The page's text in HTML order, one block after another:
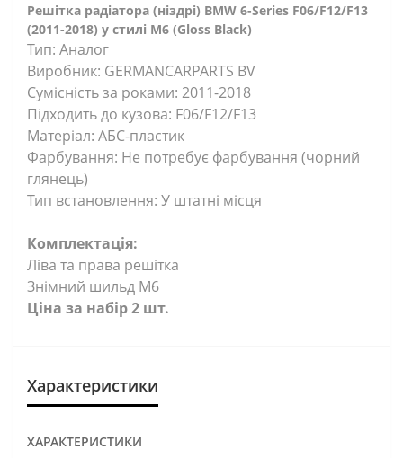
Решітка радіатора (ніздрі) BMW 6-Series F06/F12/F13
(2011-2018) у стилі M6 (Gloss Black)
Тип: Аналог
Виробник: GERMANCARPARTS BV
Сумісність за роками: 2011-2018
Підходить до кузова: F06/F12/F13
Матеріал: АБС-пластик
Фарбування: Не потребує фарбування (чорний
глянець)
Тип встановлення: У штатні місця
Комплектація:
Ліва та права решітка
Знімний шильд М6
Ціна за набір 2 шт.
Характеристики
ХАРАКТЕРИСТИКИ